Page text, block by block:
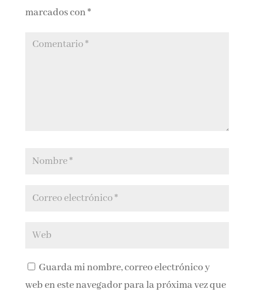
marcados con*
Guarda mi nombre, correo electrónico y
web en este navegador para la próxima vez que